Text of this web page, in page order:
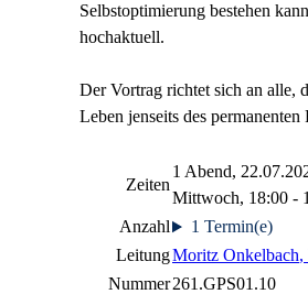
Selbstoptimierung bestehen
hochaktuell.
Der Vortrag richtet sich an alle,
Leben jenseits des
Zeiten
1 Abend,
Mittwoch, 18:00 -
Anzahl
1 Termin(e)
LeitungMoritz Onkelbach,
Nummer261.GPS01.10